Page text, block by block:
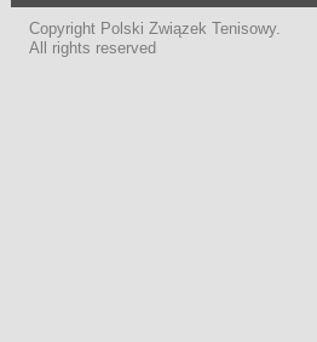
Copyright Polski Związek Tenisowy.
All rights reserved